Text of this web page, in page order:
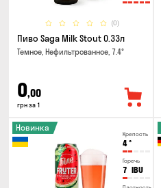
(0)
Пиво Saga Milk Stout 0.33л
Темное, Нефильтрованное, 7.4°
0,00
грн за 1
Крепость
4°
Горечь
7 IBU
Новинка